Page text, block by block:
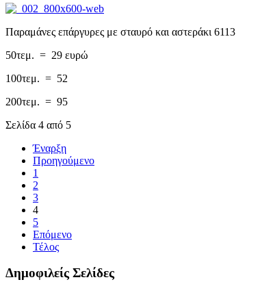
Παραμάνες επάργυρες με σταυρό και αστεράκι 6113
50τεμ. = 29 ευρώ
100τεμ. = 52
200τεμ. = 95
Σελίδα 4 από 5
Έναρξη
Προηγούμενο
1
2
3
4
5
Επόμενο
Τέλος
Δημοφιλείς Σελίδες